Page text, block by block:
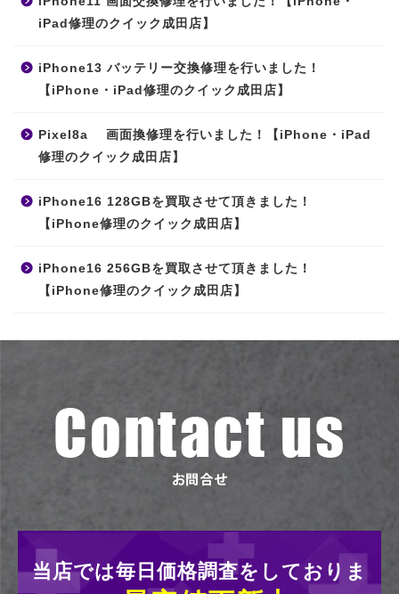
iPad修理のクイック成田店】
iPhone13 バッテリー交換修理を行いました！
【iPhone・iPad修理のクイック成田店】
Pixel8a 画面換修理を行いました！【iPhone・iPad
修理のクイック成田店】
iPhone16 128GBを買取させて頂きました！
【iPhone修理のクイック成田店】
iPhone16 256GBを買取させて頂きました！
【iPhone修理のクイック成田店】
当店では毎日価格調査をしておりま